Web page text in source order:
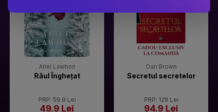
Ariel Lawhon
Râul Înghețat
PRP: 59.9 Lei
49.9 Lei
Dan Brown
Secretul secretelor
PRP: 129 Lei
94.9 Lei